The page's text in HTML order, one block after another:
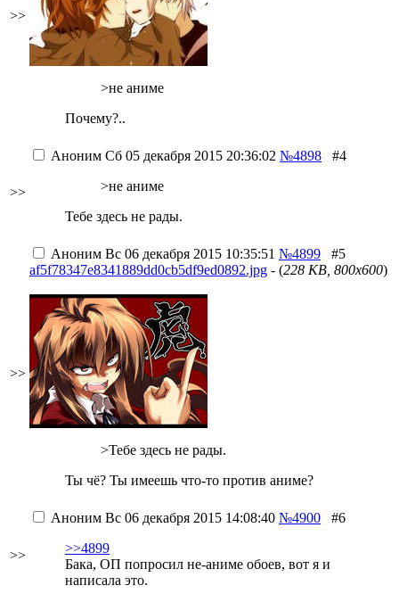
>>
>не аниме
Почему?..
>>
Аноним Сб 05 декабря 2015 20:36:02 №4898
#4
>не аниме
Тебе здесь не рады.
>>
Аноним Вс 06 декабря 2015 10:35:51 №4899
#5
af5f78347e8341889dd0cb5df9ed0892.jpg - (228 KB, 800x600)
>Тебе здесь не рады.
Ты чё? Ты имеешь что-то против аниме?
>>
Аноним Вс 06 декабря 2015 14:08:40 №4900
#6
>>4899
Бака, ОП попросил не-аниме обоев, вот я и
написала это.